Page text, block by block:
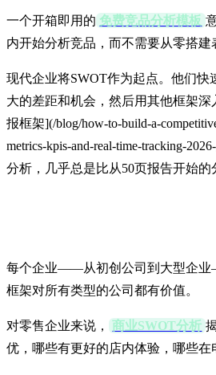
一个开箱即用的 免费竞品分析模板
内开始分析竞品，而不需要从零搭建
现代企业将SWOT作为起点。他们快
大的差距和机会，然后用其他框架
报框架](/blog/how-to-build-a-
metrics-kpis-and-real-time-tracking-
分析，几乎总是比从50页报告开始的
每个企业——从初创公司到大型企
框架对所有类型的公司都有价值。
对零售企业来说， 商业SWOT分析
优，哪些有更好的店内体验，哪些在